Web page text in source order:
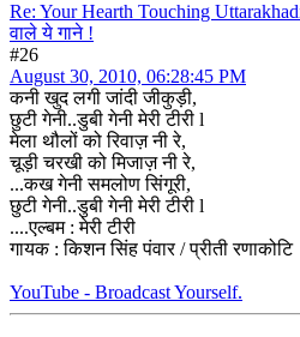
Re: Your Hearth Touching
वाले ये गाने !
#26
August 30, 2010, 06:28:45 PM
कनी खुद लगी जांदी जीकुड़ी,
छुटी गेनी..डुबी गेनी मेरी टीरी l
मेला थौलों को रिवाज़ नी रे,
चूड़ी चरखी को मिजाज़ नी रे,
...कख गेनी समलोण सिंगूरी,
छुटी गेनी..डुबी गेनी मेरी टीरी l
....एल्बम : मेरी टीरी
गायक : किशन सिंह पंवार / प्रीती रणाकोटि
YouTube - Broadcast Yourself.